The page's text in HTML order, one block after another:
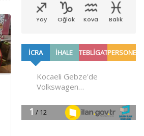
Yay Oğlak Kova Balık